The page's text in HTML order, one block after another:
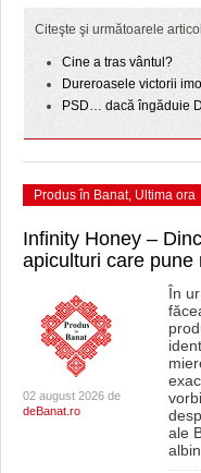
Citeşte şi următoarele
Cine a tras vântul?
Dureroasele victorii
PSD… dacă îngăduie
Produs în Banat, Ultima ora
Infinity Honey –
apiculturi care pune
02 august 2026 de
deBanat.ro
În
ale